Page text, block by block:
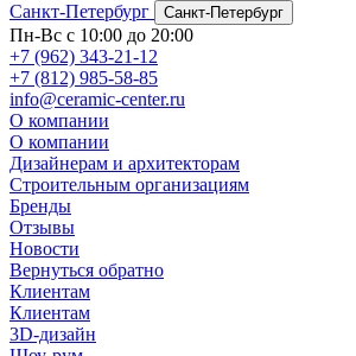
Санкт-Петербург
Санкт-Петербург
Пн-Вс с 10:00 до 20:00
+7 (962) 343-21-12
+7 (812) 985-58-85
info@ceramic-center.ru
О компании
О компании
Дизайнерам и архитекторам
Строительным организациям
Бренды
Отзывы
Новости
Вернуться обратно
Клиентам
Клиентам
3D-дизайн